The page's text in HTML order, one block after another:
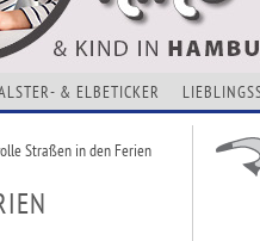
& ELBETICKER
Straßen in den Ferien